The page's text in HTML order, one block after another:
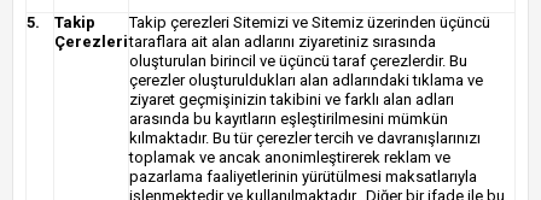
5.
Takip
Çerezleri
Takip çerezleri Sitemizi ve Sitemiz üzerinden üçüncü
taraflara ait alan adlarını ziyaretiniz sırasında
oluşturulan birincil ve üçüncü taraf çerezlerdir. Bu
çerezler oluşturuldukları alan adlarındaki tıklama ve
ziyaret geçmişinizin takibini ve farklı alan adları
arasında bu kayıtların eşleştirilmesini mümkün
kılmaktadır. Bu tür çerezler tercih ve davranışlarınızı
toplamak ve ancak anonimleştirerek reklam ve
pazarlama faaliyetlerinin yürütülmesi maksatlarıyla
işlenmektedir ve kullanılmaktadır. Diğer bir ifade ile bu